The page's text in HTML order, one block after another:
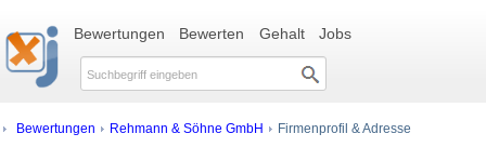
Bewertungen Bewerten Gehalt Jobs
Bewertungen Rehmann & Söhne GmbH Firmenprofil & Adresse